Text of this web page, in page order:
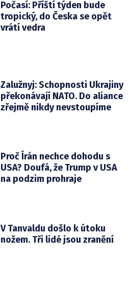
Počasí: Příští týden bude
tropický, do Česka se opět
vrátí vedra
Zalužnyj: Schopnosti Ukrajiny
překonávají NATO. Do aliance
zřejmě nikdy nevstoupíme
Proč Írán nechce dohodu s
USA? Doufá, že Trump v USA
na podzim prohraje
V Tanvaldu došlo k útoku
nožem. Tři lidé jsou zranění